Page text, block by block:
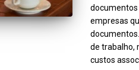
documentos
empresas
de trabalho,
custos